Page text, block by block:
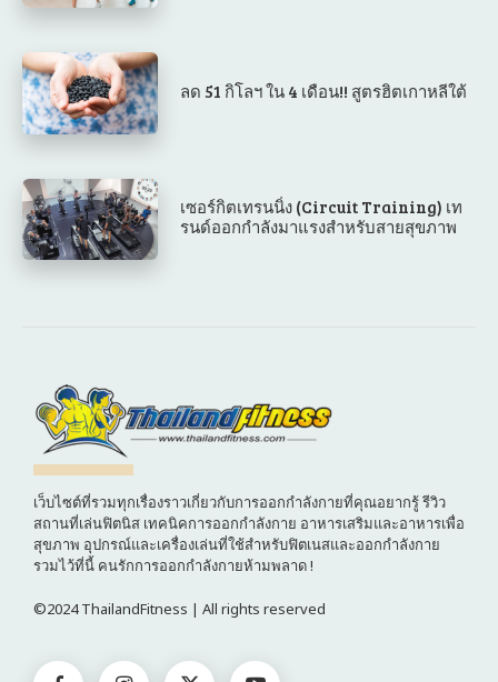
ลด 51 กิโลฯ ใน 4 เดือน!! สูตรฮิตเกาหลีใต้
เซอร์กิตเทรนนิ่ง (Circuit Training) เท
รนด์ออกกำลังมาแรงสำหรับสายสุขภาพ
เว็บไซต์ที่รวมทุกเรื่องราวเกี่ยวกับการออกกำลังกายที่คุณอยากรู้ รีวิว
สถานที่เล่นฟิตนิส เทคนิคการออกกำลังกาย อาหารเสริมและอาหารเพื่อ
สุขภาพ อุปกรณ์และเครื่องเล่นที่ใช้สำหรับฟิตเนสและออกกำลังกาย
รวมไว้ที่นี้ คนรักการออกกำลังกายห้ามพลาด !
©2024 ThailandFitness | All rights reserved